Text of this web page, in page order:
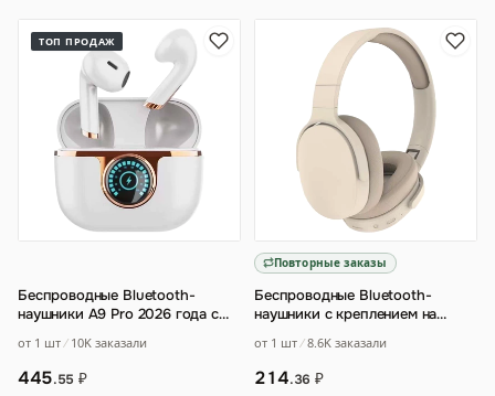
ТОП ПРОДАЖ
Беспроводные Bluetooth-
наушники A9 Pro 2026 года с
от 1 шт 10K заказали
445.55 ₽
Повторные заказы
Беспроводные Bluetooth-
наушники с креплением на
от 1 шт 8.6K заказали
214.36 ₽